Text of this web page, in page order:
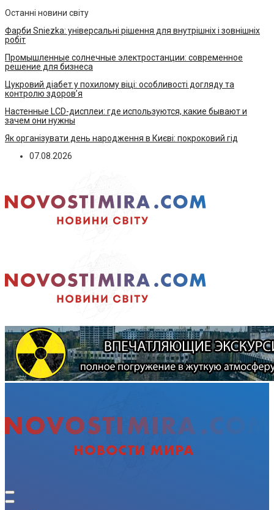
Останні новини світу
Фарби Sniezka: універсальні рішення для внутрішніх і зовнішніх
робіт
Промышленные солнечные электростанции: современное
решение для бизнеса
Цукровий діабет у похилому віці: особливості догляду та
контролю здоров’я
Настенные LCD-дисплеи: где используются, какие бывают и
зачем они нужны
Як організувати день народження в Києві: покроковий гід
07.08.2026